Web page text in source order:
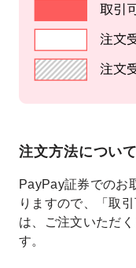
注文方法について
PayPay証券でのお
りますので、「取
は、ご注文いただ
す。